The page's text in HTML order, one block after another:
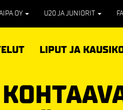
OY U20 JA JUNIORIT
LIPUT JA